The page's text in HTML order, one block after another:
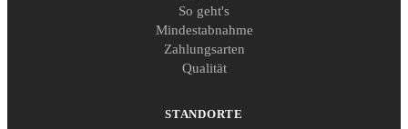
So geht's
Mindestabnahme
Zahlungsarten
Qualität
STANDORTE